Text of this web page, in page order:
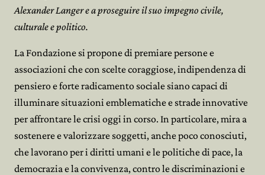
Alexander Langer e a proseguire il suo impegno civile,
culturale e politico.
La Fondazione si propone di premiare persone e
associazioni che con scelte coraggiose, indipendenza di
pensiero e forte radicamento sociale siano capaci di
illuminare situazioni emblematiche e strade innovative
per affrontare le crisi oggi in corso. In particolare, mira a
sostenere e valorizzare soggetti, anche poco conosciuti,
che lavorano per i diritti umani e le politiche di pace, la
democrazia e la convivenza, contro le discriminazioni e